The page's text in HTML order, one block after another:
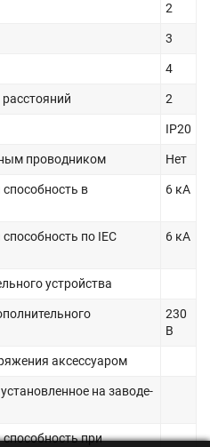
2
3
4
2
IP20
проводником Нет
в
6 кА
по IEC
6 кА
устройства
230
В
аксессуаром
на заводе-
при